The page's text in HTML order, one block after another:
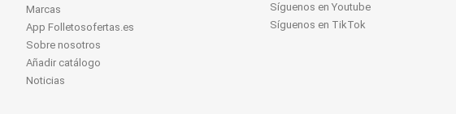
Marcas
App Folletosofertas.es
Sobre nosotros
Añadir catálogo
Noticias
Síguenos en Youtube
Síguenos en TikTok